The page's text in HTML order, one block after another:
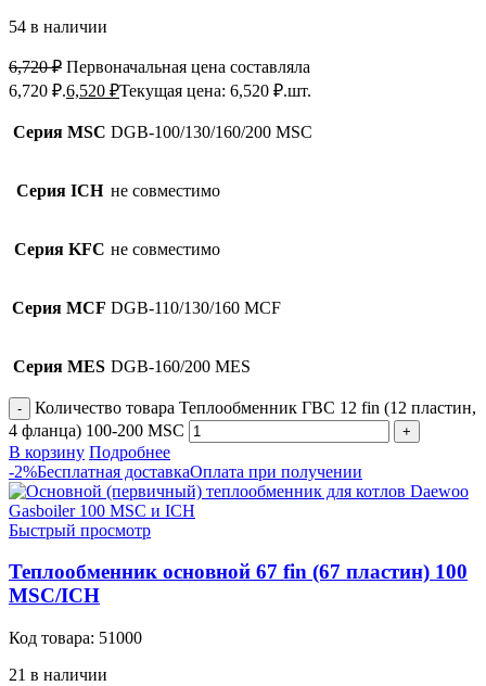
54 в наличии
6,720₽ Первоначальная цена составляла
6,720 ₽.6,520 ₽Текущая цена: 6,520 ₽.шт.
Серия MSC DGB-100/130/160/200 MSC
Серия ICH не совместимо
Серия KFC не совместимо
Серия MCF DGB-110/130/160 MCF
Серия MES DGB-160/200 MES
Количество товара Теплообменник ГВС 12 fin (12 пластин,
4 фланца) 100-200 MSC
В корзину Подробнее
-2%Бесплатная доставкаОплата при получении
Быстрый просмотр
Теплообменник основной 67 fin (67 пластин) 100
MSC/ICH
Код товара: 51000
21 в наличии